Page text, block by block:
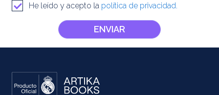
He leído y acepto la política de privacidad.
ENVIAR